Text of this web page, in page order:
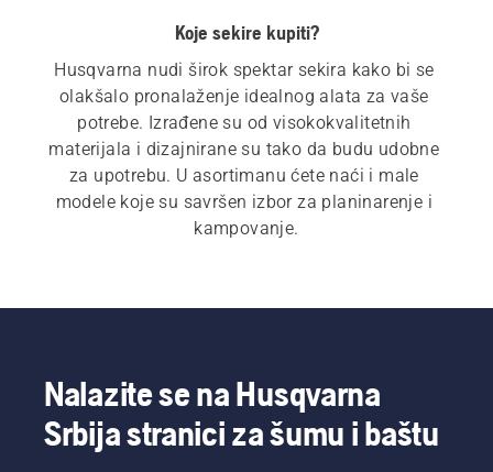
Koje sekire kupiti?
Husqvarna nudi širok spektar sekira kako bi se
olakšalo pronalaženje idealnog alata za vaše
potrebe. Izrađene su od visokokvalitetnih
materijala i dizajnirane su tako da budu udobne
za upotrebu. U asortimanu ćete naći i male
modele koje su savršen izbor za planinarenje i
kampovanje.
Nalazite se na Husqvarna
Srbija stranici za šumu i baštu